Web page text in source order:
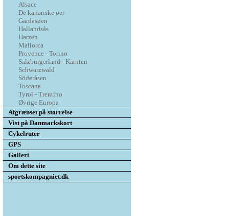
Alsace
De kanariske øer
Gardasøen
Hallandsås
Harzen
Mallorca
Provence - Torino
Salzburgerland - Kärnten
Schwarzwald
Söderåsen
Toscana
Tyrol - Trentino
Øvrige Europa
Afgrænset på størrelse
Vist på Danmarkskort
Cykelruter
GPS
Galleri
Om dette site
sportskompagniet.dk